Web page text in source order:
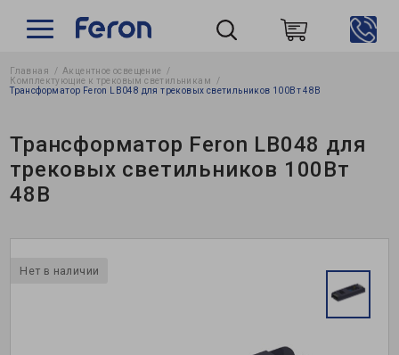
Главная
Акцентное освещение
Комплектующие к трековым светильникам
Трансформатор Feron LB048 для трековых светильников 100Вт 48В
Трансформатор Feron LB048 для
трековых светильников 100Вт
48В
Нет в наличии